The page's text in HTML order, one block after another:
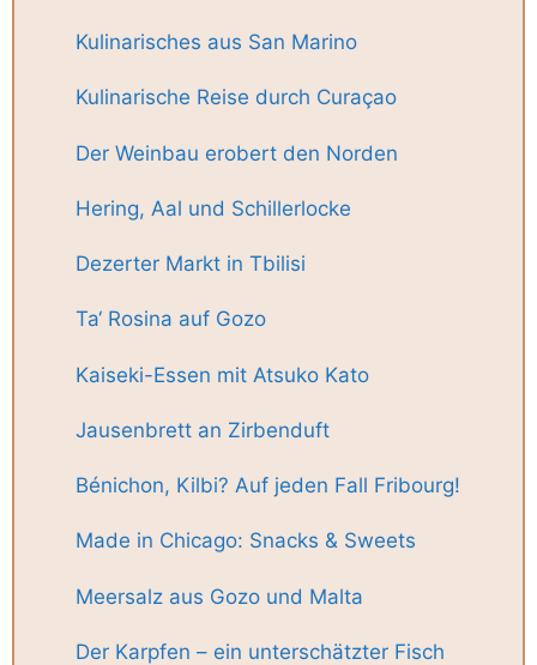
Kulinarisches aus San Marino
Kulinarische Reise durch Curaçao
Der Weinbau erobert den Norden
Hering, Aal und Schillerlocke
Dezerter Markt in Tbilisi
Ta‘ Rosina auf Gozo
Kaiseki-Essen mit Atsuko Kato
Jausenbrett an Zirbenduft
Bénichon, Kilbi? Auf jeden Fall Fribourg!
Made in Chicago: Snacks & Sweets
Meersalz aus Gozo und Malta
Der Karpfen – ein unterschätzter Fisch